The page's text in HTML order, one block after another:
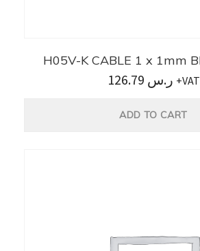
H05V-K CABLE 1 x 1mm
ر.س +VAT
ADD TO CART